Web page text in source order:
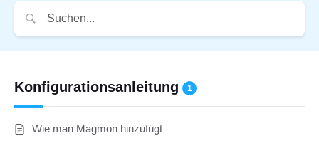
Konfigurationsanleitung 1
Wie man Magmon hinzufügt